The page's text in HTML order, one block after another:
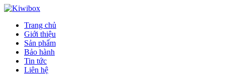
Trang chủ
Giới thiệu
Sản phẩm
Bảo hành
Tin tức
Liên hệ